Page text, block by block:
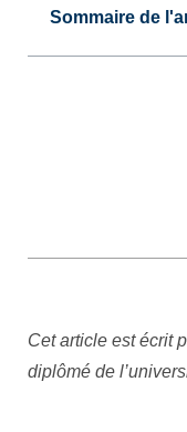
Sommaire de
Cet article est écrit
diplômé de